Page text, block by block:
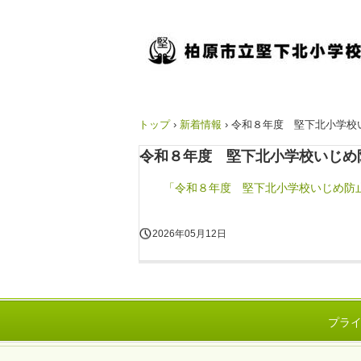
トップ › 新着情報 › 令和８年度 堅下北小学校
令和８年度 堅下北小学校いじめ
「令和８年度 堅下北小学校いじめ防
2026年05月12日
プラ